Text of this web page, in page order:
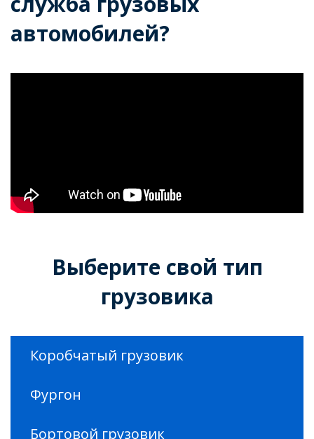
автомобилей?
Выберите свой тип
грузовика
Коробчатый грузовик
Фургон
Бортовой грузовик